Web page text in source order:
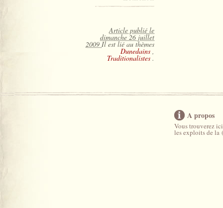
Article publié le
dimanche 26 juillet
2009Il est lié au thèmes
Dunedains ,
Traditionalistes .
A propos
Vous trouverez
les exploits de